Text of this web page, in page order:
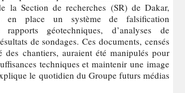
la Section de recherches (SR) de Dakar,
en place un système de falsification
rapports géotechniques, d’analyses de
de sondages. Ces documents, censés
des chantiers, auraient été manipulés pour
techniques et maintenir une image
le quotidien du Groupe futurs médias